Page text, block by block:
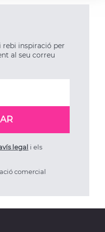
inspiració per
al seu correu
legal i els
comercial